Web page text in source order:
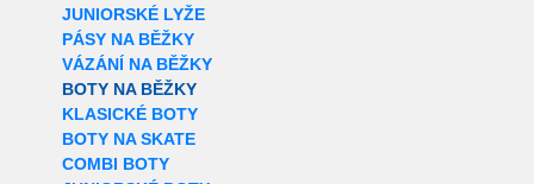
JUNIORSKÉ LYŽE
PÁSY NA BĚŽKY
VÁZÁNÍ NA BĚŽKY
BOTY NA BĚŽKY
KLASICKÉ BOTY
BOTY NA SKATE
COMBI BOTY